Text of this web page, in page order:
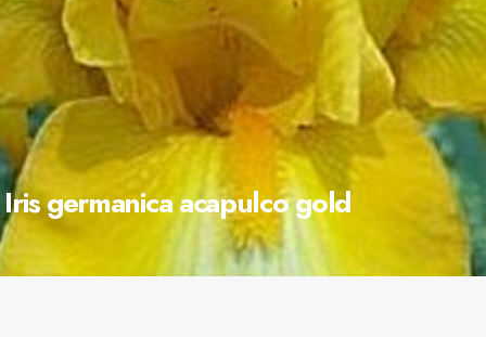
Iris germanica acapulco gold